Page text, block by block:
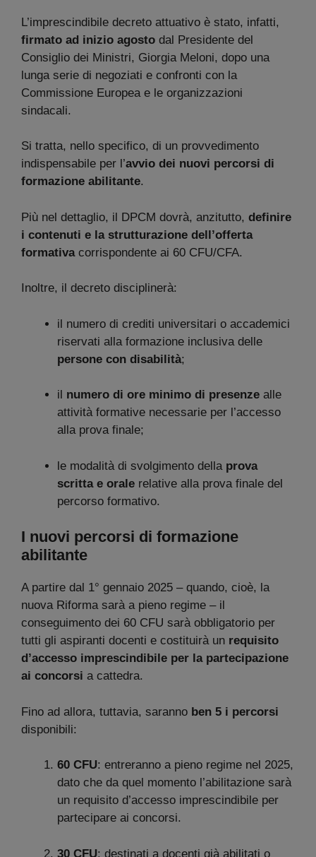
L’imprescindibile decreto attuativo è stato, infatti,
firmato ad inizio agosto dal Presidente del
Consiglio dei Ministri, Giorgia Meloni, dopo una
lunga serie di negoziati e confronti con la
Commissione Europea e le organizzazioni
sindacali.
Si tratta, nello specifico, di un provvedimento
indispensabile per l’avvio dei nuovi percorsi di
formazione abilitante.
Più nel dettaglio, il DPCM dovrà, anzitutto, definire
i contenuti e la strutturazione dell’offerta
formativacorrispondente ai 60 CFU/CFA.
Inoltre, il decreto disciplinerà:
il numero di crediti universitari o accademici
riservati alla formazione inclusiva delle
persone con disabilità;
il numero di ore minimo di presenze alle
attività formative necessarie per l’accesso
alla prova finale;
le modalità di svolgimento della prova
scritta e orale relative alla prova finale del
percorso formativo.
I nuovi percorsi di formazione
abilitante
A partire dal 1° gennaio 2025 – quando, cioè, la
nuova Riforma sarà a pieno regime – il
conseguimento dei 60 CFU sarà obbligatorio per
tutti gli aspiranti docenti e costituirà un requisito
d’accesso imprescindibile per la partecipazione
ai concorsi a cattedra.
Fino ad allora, tuttavia, saranno ben 5 i percorsi
disponibili:
60 CFU: entreranno a pieno regime nel 2025,
dato che da quel momento l’abilitazione sarà
un requisito d’accesso imprescindibile per
partecipare ai concorsi.
30 CFU: destinati a docenti già abilitati o